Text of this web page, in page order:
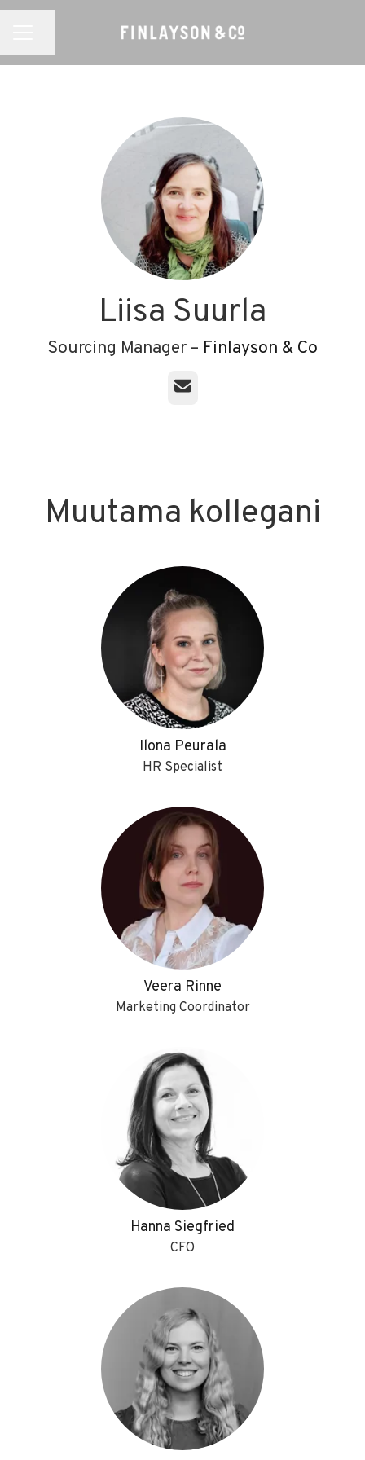
Liisa Suurla
Sourcing Manager – Finlayson & Co
Sähköposti
Muutama kollegani
Ilona Peurala
HR Specialist
Veera Rinne
Marketing Coordinator
Hanna Siegfried
CFO